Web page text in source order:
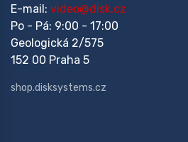
E-mail: video@disk.cz
Po - Pá: 9:00 - 17:00
Geologická 2/575
152 00 Praha 5
shop.disksystems.cz